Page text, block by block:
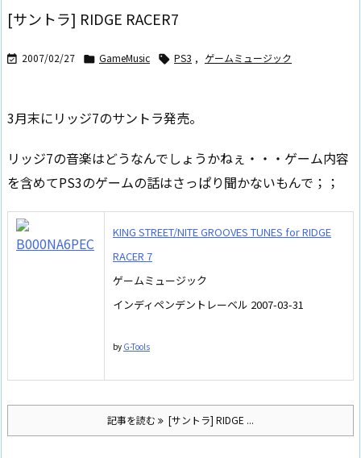
[サントラ] RIDGE RACER7
 2007/02/27  GameMusic  PS3 , ゲームミュージック
3月末にリッジ7のサントラ発売。
リッジ7の音楽はどうなんでしょうかねぇ・・・ゲーム内容
を含めてPS3のゲームの話はさっぱり聞かないもんで；；
KING STREET/NITE GROOVES TUNES for RIDGE
RACER 7
ゲームミュージック
インディペンデントレーベル 2007-03-31
by G-Tools
記事を読む [サントラ] RIDGE ...